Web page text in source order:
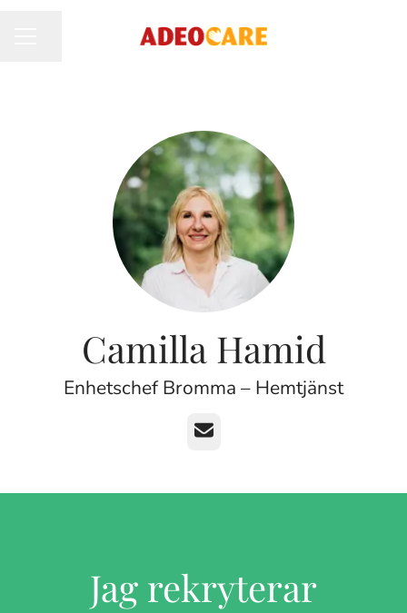
Camilla Hamid
Enhetschef Bromma – Hemtjänst
E-post
Jag rekryterar